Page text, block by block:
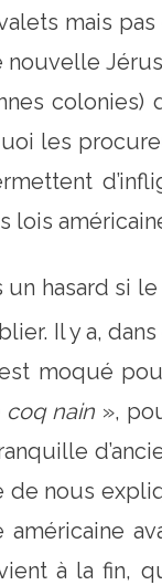
mais
les
lois
un hasard si
Il y a,
moqué
nain »,
de nous
américaine
vient à la fin,